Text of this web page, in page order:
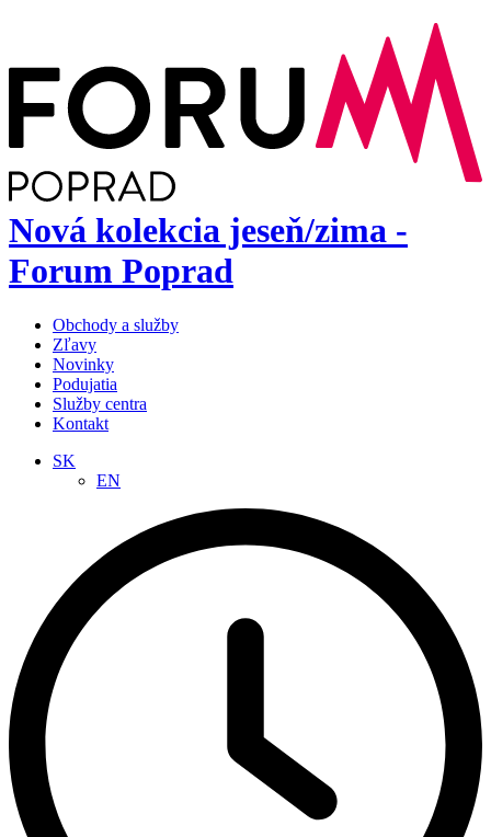
Nová kolekcia jeseň/zima -
Forum Poprad
Obchody a služby
Zľavy
Novinky
Podujatia
Služby centra
Kontakt
SK
EN